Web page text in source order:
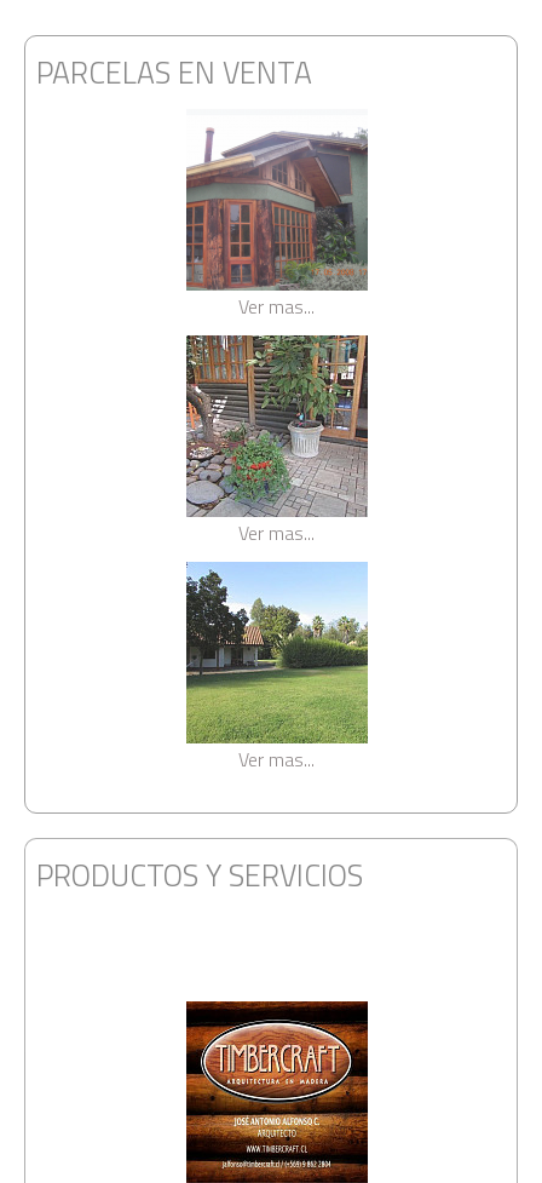
PARCELAS EN VENTA
Ver mas...
Ver mas...
Ver mas...
PRODUCTOS Y SERVICIOS